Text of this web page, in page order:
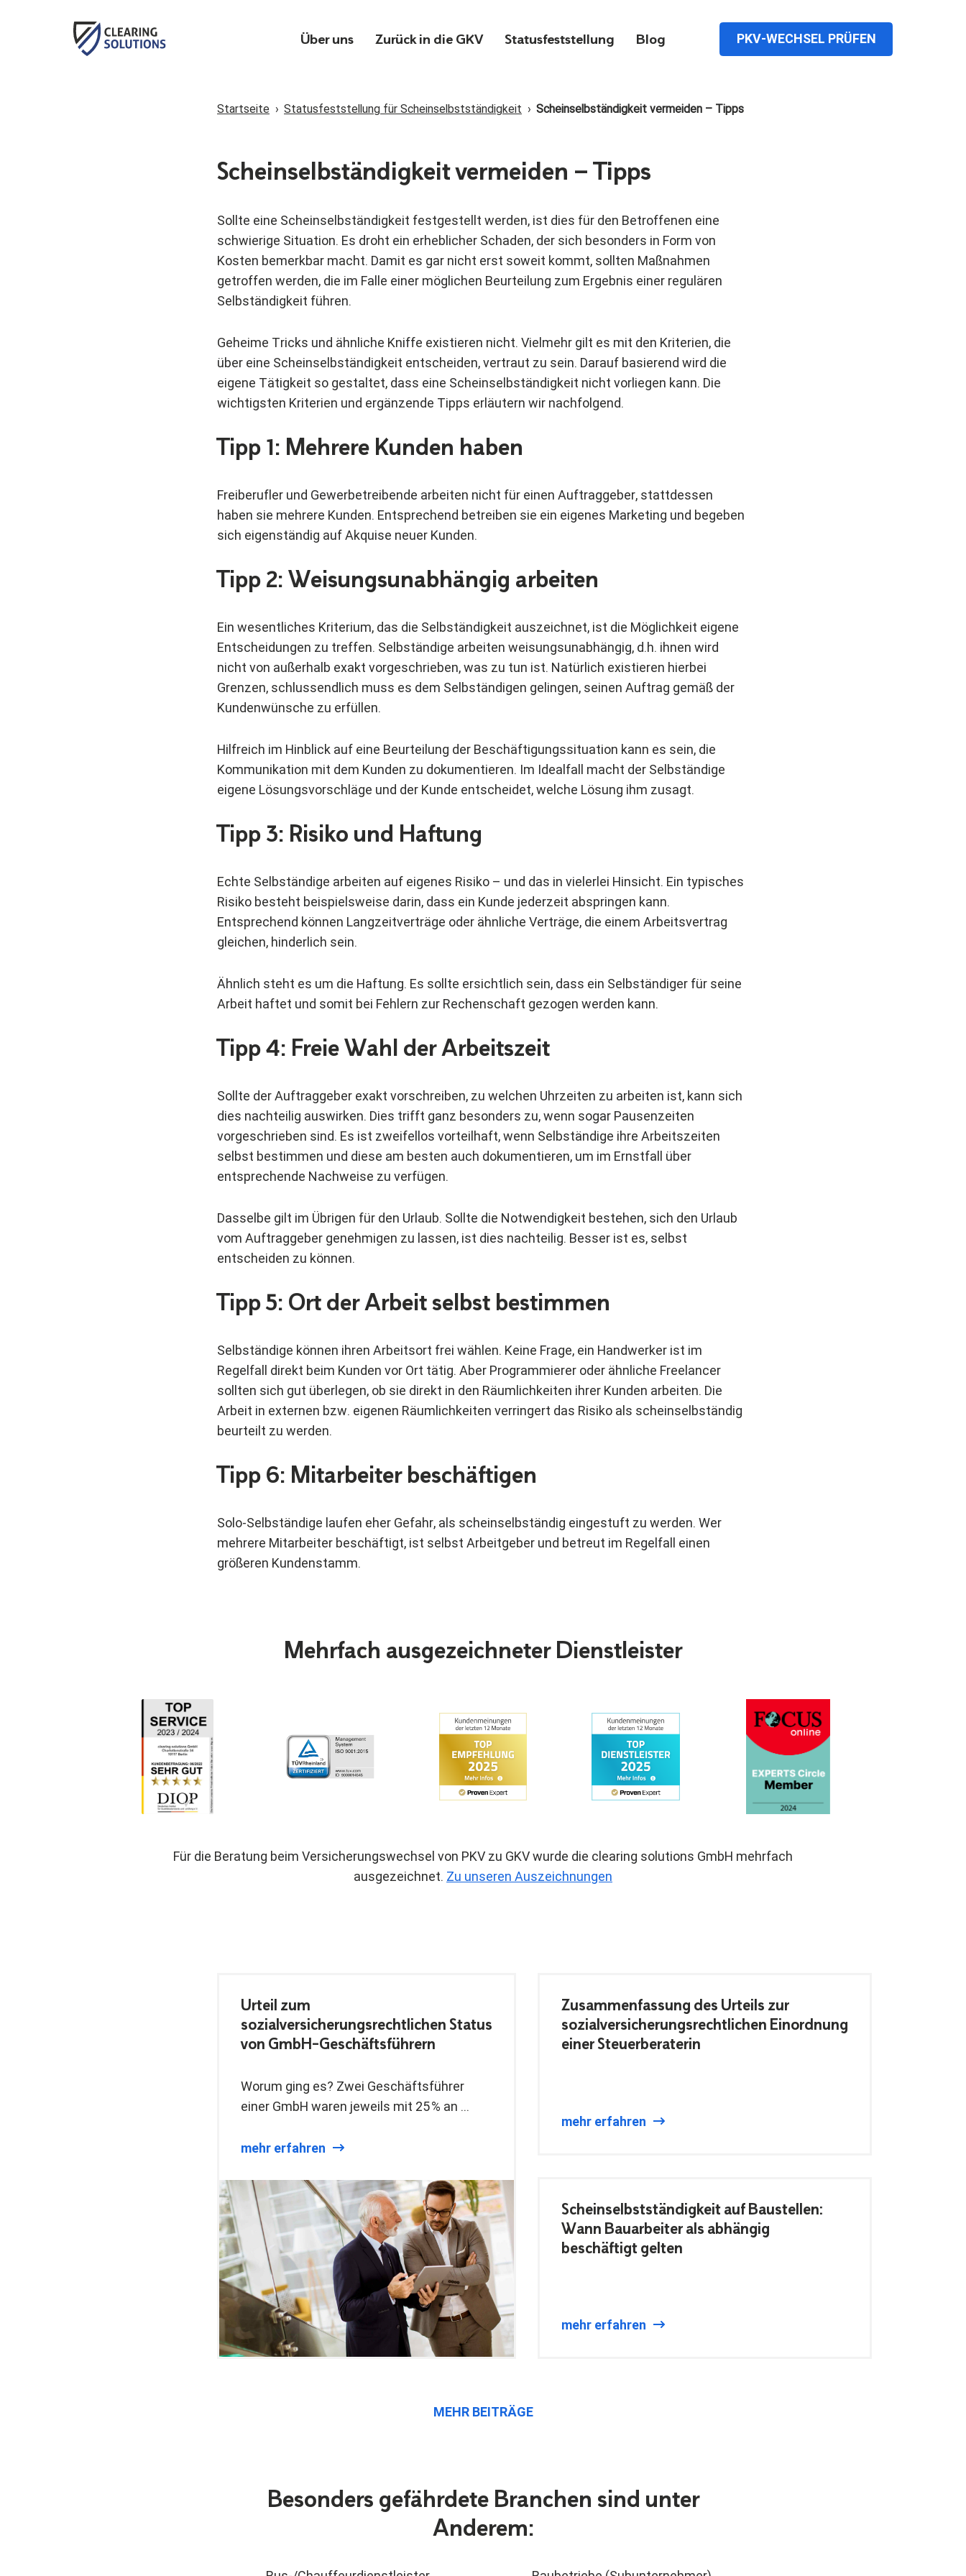
Über uns Zurück in die GKV Statusfeststellung Blog PKV-WECHSEL PRÜFEN
Startseite › Statusfeststellung für Scheinselbstständigkeit › Scheinselbständigkeit vermeiden – Tipps
Scheinselbständigkeit vermeiden – Tipps
Sollte eine Scheinselbständigkeit festgestellt werden, ist dies für den Betroffenen eine
schwierige Situation. Es droht ein erheblicher Schaden, der sich besonders in Form von
Kosten bemerkbar macht. Damit es gar nicht erst soweit kommt, sollten Maßnahmen
getroffen werden, die im Falle einer möglichen Beurteilung zum Ergebnis einer regulären
Selbständigkeit führen.
Geheime Tricks und ähnliche Kniffe existieren nicht. Vielmehr gilt es mit den Kriterien, die
über eine Scheinselbständigkeit entscheiden, vertraut zu sein. Darauf basierend wird die
eigene Tätigkeit so gestaltet, dass eine Scheinselbständigkeit nicht vorliegen kann. Die
wichtigsten Kriterien und ergänzende Tipps erläutern wir nachfolgend.
Tipp 1: Mehrere Kunden haben
Freiberufler und Gewerbetreibende arbeiten nicht für einen Auftraggeber, stattdessen
haben sie mehrere Kunden. Entsprechend betreiben sie ein eigenes Marketing und begeben
sich eigenständig auf Akquise neuer Kunden.
Tipp 2: Weisungsunabhängig arbeiten
Ein wesentliches Kriterium, das die Selbständigkeit auszeichnet, ist die Möglichkeit eigene
Entscheidungen zu treffen. Selbständige arbeiten weisungsunabhängig, d.h. ihnen wird
nicht von außerhalb exakt vorgeschrieben, was zu tun ist. Natürlich existieren hierbei
Grenzen, schlussendlich muss es dem Selbständigen gelingen, seinen Auftrag gemäß der
Kundenwünsche zu erfüllen.
Hilfreich im Hinblick auf eine Beurteilung der Beschäftigungssituation kann es sein, die
Kommunikation mit dem Kunden zu dokumentieren. Im Idealfall macht der Selbständige
eigene Lösungsvorschläge und der Kunde entscheidet, welche Lösung ihm zusagt.
Tipp 3: Risiko und Haftung
Echte Selbständige arbeiten auf eigenes Risiko – und das in vielerlei Hinsicht. Ein typisches
Risiko besteht beispielsweise darin, dass ein Kunde jederzeit abspringen kann.
Entsprechend können Langzeitverträge oder ähnliche Verträge, die einem Arbeitsvertrag
gleichen, hinderlich sein.
Ähnlich steht es um die Haftung. Es sollte ersichtlich sein, dass ein Selbständiger für seine
Arbeit haftet und somit bei Fehlern zur Rechenschaft gezogen werden kann.
Tipp 4: Freie Wahl der Arbeitszeit
Sollte der Auftraggeber exakt vorschreiben, zu welchen Uhrzeiten zu arbeiten ist, kann sich
dies nachteilig auswirken. Dies trifft ganz besonders zu, wenn sogar Pausenzeiten
vorgeschrieben sind. Es ist zweifellos vorteilhaft, wenn Selbständige ihre Arbeitszeiten
selbst bestimmen und diese am besten auch dokumentieren, um im Ernstfall über
entsprechende Nachweise zu verfügen.
Dasselbe gilt im Übrigen für den Urlaub. Sollte die Notwendigkeit bestehen, sich den Urlaub
vom Auftraggeber genehmigen zu lassen, ist dies nachteilig. Besser ist es, selbst
entscheiden zu können.
Tipp 5: Ort der Arbeit selbst bestimmen
Selbständige können ihren Arbeitsort frei wählen. Keine Frage, ein Handwerker ist im
Regelfall direkt beim Kunden vor Ort tätig. Aber Programmierer oder ähnliche Freelancer
sollten sich gut überlegen, ob sie direkt in den Räumlichkeiten ihrer Kunden arbeiten. Die
Arbeit in externen bzw. eigenen Räumlichkeiten verringert das Risiko als scheinselbständig
beurteilt zu werden.
Tipp 6: Mitarbeiter beschäftigen
Solo-Selbständige laufen eher Gefahr, als scheinselbständig eingestuft zu werden. Wer
mehrere Mitarbeiter beschäftigt, ist selbst Arbeitgeber und betreut im Regelfall einen
größeren Kundenstamm.
Mehrfach ausgezeichneter Dienstleister
Für die Beratung beim Versicherungswechsel von PKV zu GKV wurde die clearing solutions GmbH mehrfach
ausgezeichnet. Zu unseren Auszeichnungen
Urteil zum
sozialversicherungsrechtlichen Status
von GmbH-Geschäftsführern
Worum ging es? Zwei Geschäftsführer
einer GmbH waren jeweils mit 25 % an …
mehr erfahren
Zusammenfassung des Urteils zur
sozialversicherungsrechtlichen Einordnung
einer Steuerberaterin
mehr erfahren
Scheinselbstständigkeit auf Baustellen:
Wann Bauarbeiter als abhängig
beschäftigt gelten
mehr erfahren
MEHR BEITRÄGE
Besonders gefährdete Branchen sind unter
Anderem: